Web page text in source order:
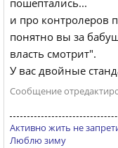
пошептались...
и про контролеров
понятно вы за
власть смотрит".
У вас двойные
Сообщение
Активно жить не
Люблю зиму